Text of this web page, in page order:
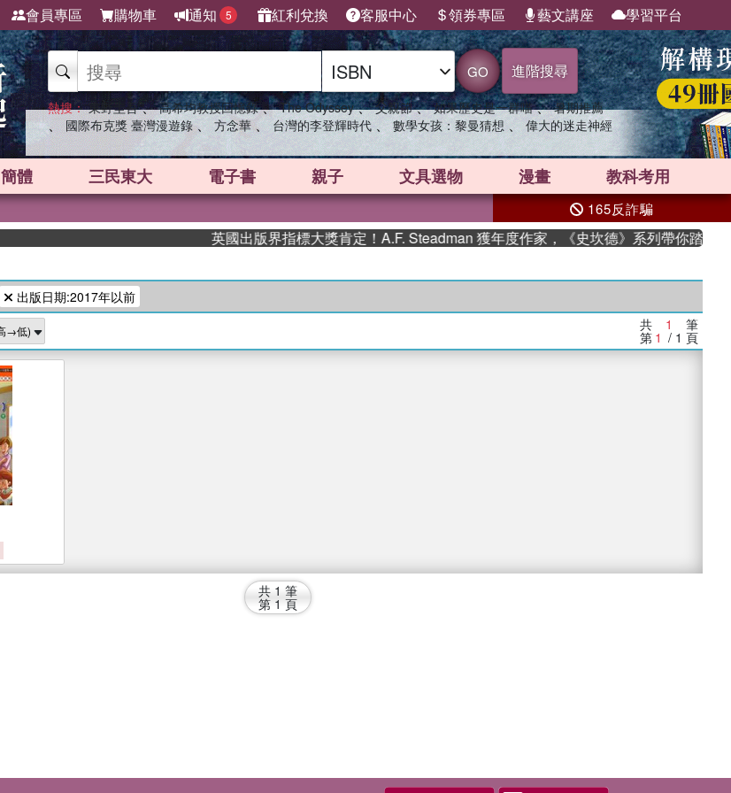
會員專區 購物車 通知 5 紅利兌換 客服中心 領券專區 藝文講座 學習平台
GO 進階搜尋
熱搜： 東野圭吾 、 高希均教授回憶錄 、 The Odyssey 、 父親節 、 如果歷史是一群喵 、 暑期推薦
、 國際布克獎 臺灣漫遊錄 、 方念華 、 台灣的李登輝時代 、 數學女孩：黎曼猜想 、 偉大的迷走神經
簡體 三民東大 電子書 親子 文具選物 漫畫 教科考用
165反詐騙
英國出版界指標大獎肯定！A.F. Steadman 獲年度作家，《史坎德》系列帶你踏上熱血
出版日期:2017年以前
共 1 筆
第 1 / 1 頁
共 1 筆
第 1 頁